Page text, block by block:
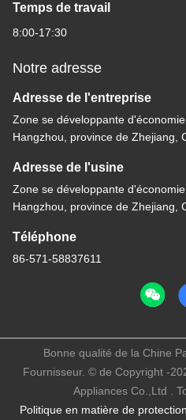
Temps de travail
8:00-17:30
Notre adresse
Adresse de l'entreprise
Zone se développante
Hangzhou, province de Zhejiang,
Adresse de l'usine
Zone se développante
Hangzhou, province de Zhejiang,
Téléphone
86-571-58837611
Politique en matière de
Bonne qualité de la Chine
Fournisseur. © de Copyright -
Appliances Co.,Ltd .